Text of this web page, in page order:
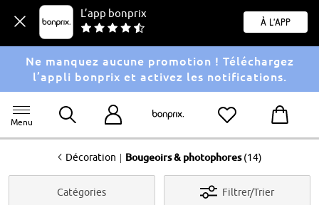
L’app bonprix
À l'app
Ne manquez aucune promotion ! Téléchargez
l’appli bonprix et activez les notifications.
Menu
<Décoration | Bougeoirs & photophores (14)
Catégories Filtrer/Trier